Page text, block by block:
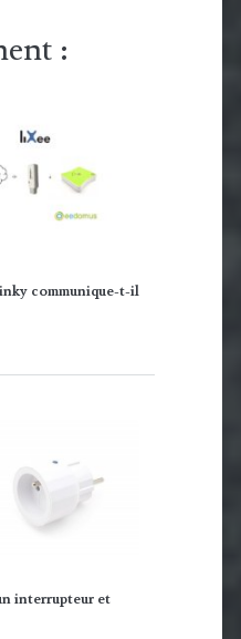
:
communique-t-il
interrupteur et